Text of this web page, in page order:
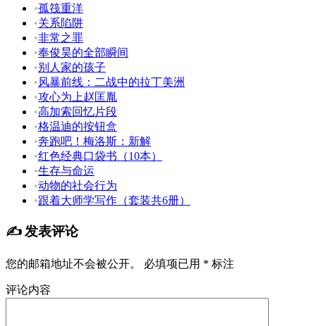
•孤筏重洋
•关系陷阱
•非常之罪
•奉俊昊的全部瞬间
•别人家的孩子
•风暴前线：二战中的拉丁美洲
•攻心为上赵匡胤
•高加索回忆片段
•格温迪的按钮盒
•奔跑吧！梅洛斯：新解
•红色经典口袋书（10本）
•生存与命运
•动物的社会行为
•跟着大师学写作（套装共6册）
✍️ 发表评论
您的邮箱地址不会被公开。 必填项已用 * 标注
评论内容